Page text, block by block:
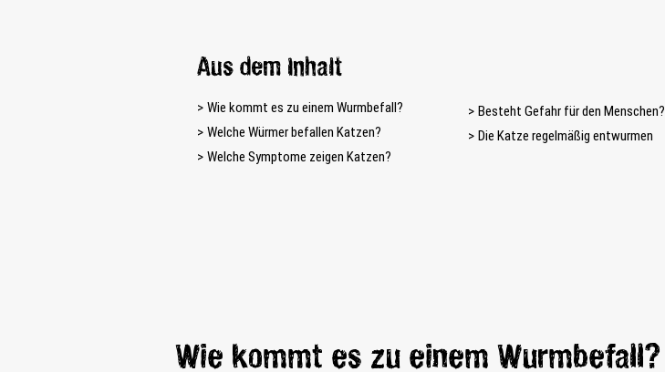
Aus dem Inhalt
Wie kommt es zu einem Wurmbefall?
Welche Würmer befallen Katzen?
Welche Symptome zeigen Katzen?
Besteht Gefahr für den Menschen?
Die Katze regelmäßig entwurmen
Wie kommt es zu einem Wurmbefall?